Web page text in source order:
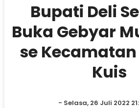
Bupati Deli
Buka Gebyar
se
Kuis
- Selasa, 26 Juli 2022